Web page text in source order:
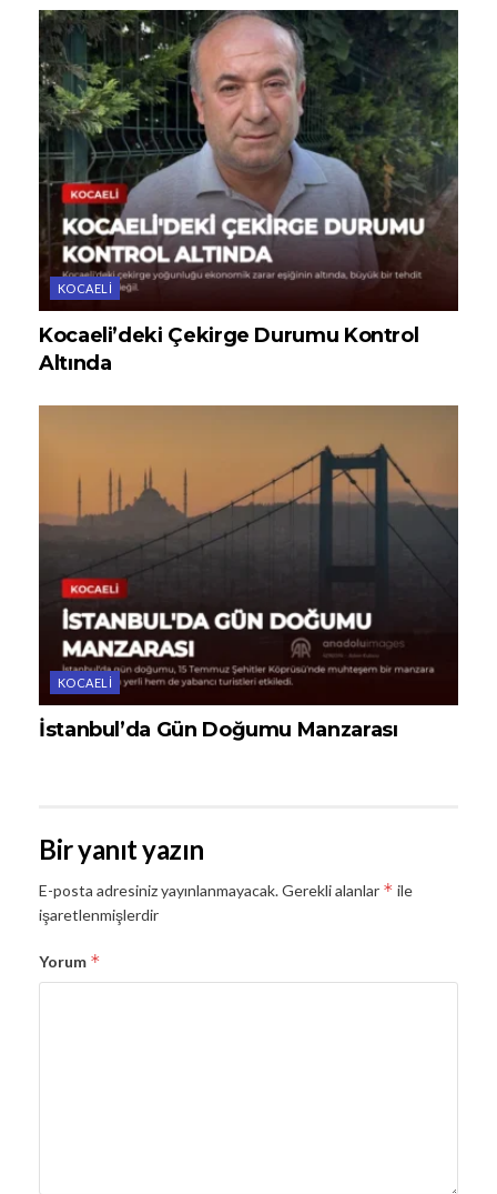
KOCAELI
Kocaeli’deki Çekirge Durumu Kontrol
Altında
KOCAELI
İstanbul’da Gün Doğumu Manzarası
Bir yanıt yazın
E-posta adresiniz yayınlanmayacak.Gerekli alanlar * ile
işaretlenmişlerdir
Yorum *